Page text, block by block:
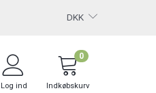
DKK
Log ind Indkøbskurv
0